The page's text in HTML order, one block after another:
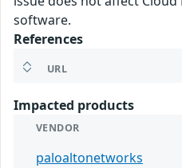
software.
References
URL
Impacted products
VENDOR
paloaltonetworks